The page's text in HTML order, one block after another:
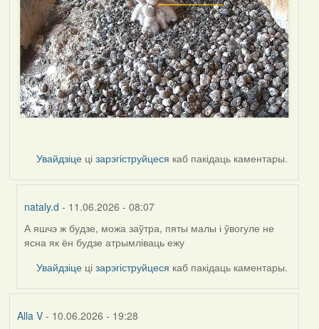
Увайдзіце цізарэгіструйцеся каб пакідаць каментары.
nataly.d - 11.06.2026 - 08:07
In
reply
Harrier
А яшчэ ж будзе, можа заўтра, пяты малы і ўвогуле не
ясна як ён будзе атрымліваць ежу
Увайдзіце цізарэгіструйцеся каб пакідаць каментары.
Alla V- 10.06.2026 - 19:28